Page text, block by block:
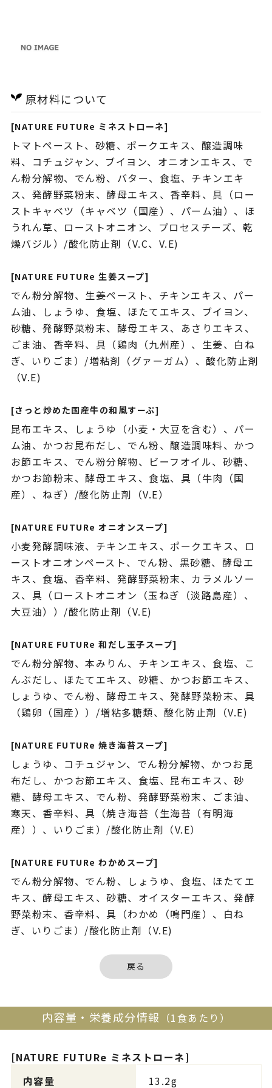
原材料について
[NATURE FUTURe ミネストローネ]
トマトペースト、砂糖、ポークエキス、醸造調味
料、コチュジャン、ブイヨン、オニオンエキス、で
ん粉分解物、でん粉、バター、食塩、チキンエキ
ス、発酵野菜粉末、酵母エキス、香辛料、具（ロー
ストキャベツ（キャベツ（国産）、パーム油）、ほ
うれん草、ローストオニオン、プロセスチーズ、乾
燥バジル）/酸化防止剤（V.C、V.E)
[NATURE FUTURe 生姜スープ]
でん粉分解物、生姜ペースト、チキンエキス、パー
ム油、しょうゆ、食塩、ほたてエキス、ブイヨン、
砂糖、発酵野菜粉末、酵母エキス、あさりエキス、
ごま油、香辛料、具（鶏肉（九州産）、生姜、白ね
ぎ、いりごま）/増粘剤（グァーガム）、酸化防止剤
（V.E)
[さっと炒めた国産牛の和風すーぷ]
昆布エキス、しょうゆ（小麦・大豆を含む）、パー
ム油、かつお昆布だし、でん粉、醸造調味料、かつ
お節エキス、でん粉分解物、ビーフオイル、砂糖、
かつお節粉末、酵母エキス、食塩、具（牛肉（国
産）、ねぎ）/酸化防止剤（V.E）
[NATURE FUTURe オニオンスープ]
小麦発酵調味液、チキンエキス、ポークエキス、ロ
ーストオニオンペースト、でん粉、黒砂糖、酵母エ
キス、食塩、香辛料、発酵野菜粉末、カラメルソー
ス、具（ローストオニオン（玉ねぎ（淡路島産）、
大豆油））/酸化防止剤（V.E)
[NATURE FUTURe 和だし玉子スープ]
でん粉分解物、本みりん、チキンエキス、食塩、こ
んぶだし、ほたてエキス、砂糖、かつお節エキス、
しょうゆ、でん粉、酵母エキス、発酵野菜粉末、具
（鶏卵（国産））/増粘多糖類、酸化防止剤（V.E)
[NATURE FUTURe 焼き海苔スープ]
しょうゆ、コチュジャン、でん粉分解物、かつお昆
布だし、かつお節エキス、食塩、昆布エキス、砂
糖、酵母エキス、でん粉、発酵野菜粉末、ごま油、
寒天、香辛料、具（焼き海苔（生海苔（有明海
産））、いりごま）/酸化防止剤（V.E）
[NATURE FUTURe わかめスープ]
でん粉分解物、でん粉、しょうゆ、食塩、ほたてエ
キス、酵母エキス、砂糖、オイスターエキス、発酵
野菜粉末、香辛料、具（わかめ（鳴門産）、白ね
ぎ、いりごま）/酸化防止剤（V.E)
戻る
内容量・栄養成分情報 （1食あたり）
[NATURE FUTURe ミネストローネ]
内容量
13.2g